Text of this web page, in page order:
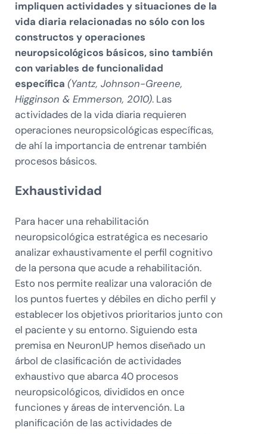
impliquen actividades y situaciones de la
vida diaria relacionadas no sólo con los
constructos y operaciones
neuropsicológicos básicos, sino también
con variables de funcionalidad
específica (Yantz, Johnson-Greene,
Higginson & Emmerson, 2010). Las
actividades de la vida diaria requieren
operaciones neuropsicológicas específicas,
de ahí la importancia de entrenar también
procesos básicos.
Exhaustividad
Para hacer una rehabilitación
neuropsicológica estratégica es necesario
analizar exhaustivamente el perfil cognitivo
de la persona que acude a rehabilitación.
Esto nos permite realizar una valoración de
los puntos fuertes y débiles en dicho perfil y
establecer los objetivos prioritarios junto con
el paciente y su entorno. Siguiendo esta
premisa en NeuronUP hemos diseñado un
árbol de clasificación de actividades
exhaustivo que abarca 40 procesos
neuropsicológicos, divididos en once
funciones y áreas de intervención. La
planificación de las actividades de